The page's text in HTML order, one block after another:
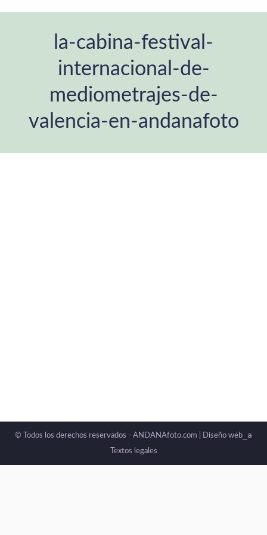
la-cabina-festival-
internacional-de-
mediometrajes-de-
valencia-en-andanafoto
© Todos los derechos reservados - ANDANAfoto.com | Diseño web _a
Textos legales